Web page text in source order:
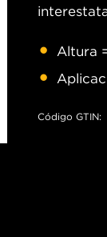
Altura
Código GTIN: